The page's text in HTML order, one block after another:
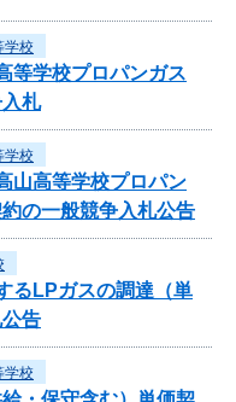
学校
学校プロパンガス
札
学校
山高等学校プロパン
の一般競争入札公告
るLPガスの調達（単
告
学校